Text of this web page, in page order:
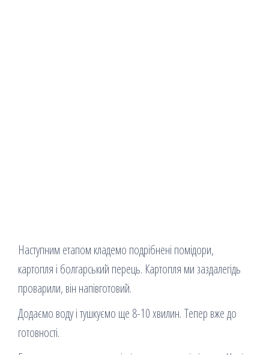
Наступним етапом кладемо подрібнені помідори,
картопля і болгарський перець. Картопля ми заздалегідь
проварили, він напівготовий.
Додаємо воду і тушкуємо ще 8-10 хвилин. Тепер вже до
готовності.